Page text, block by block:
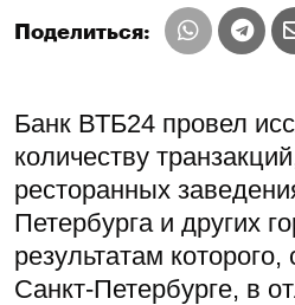
Поделиться:
Банк ВТБ24 провел
количеству
ресторанных
Петербурга и других
результатам
Санкт-Петербурге, в